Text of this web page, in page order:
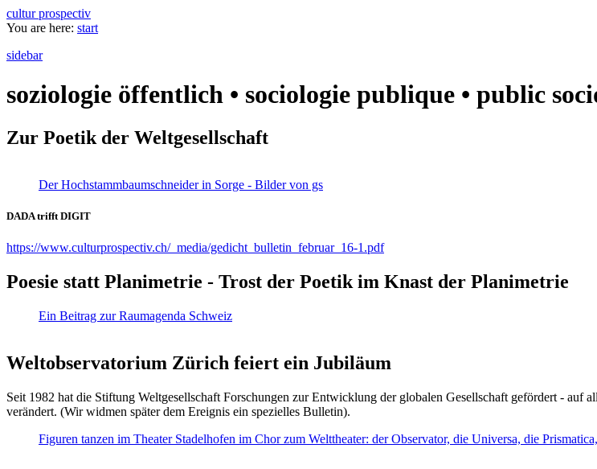
cultur prospectiv
You are here: start
sidebar
soziologie öffentlich • sociologie publique • public
Zur Poetik der Weltgesellschaft
Der Hochstammbaumschneider in Sorge - Bilder von gs
DADA trifft DIGIT
https://www.culturprospectiv.ch/_media/gedicht_bulletin_februar_16-1.pdf
Poesie statt Planimetrie - Trost der Poetik im Knast der Planimetrie
Ein Beitrag zur Raumagenda Schweiz
Weltobservatorium Zürich feiert ein Jubiläum
Seit 1982 hat die Stiftung Weltgesellschaft Forschungen zur Entwicklung der globalen Gesellschaft gefördert -
verändert. (Wir widmen später dem Ereignis ein spezielles Bulletin).
Figuren tanzen im Theater Stadelhofen im Chor zum Welttheater: der Observator, die Universa, die